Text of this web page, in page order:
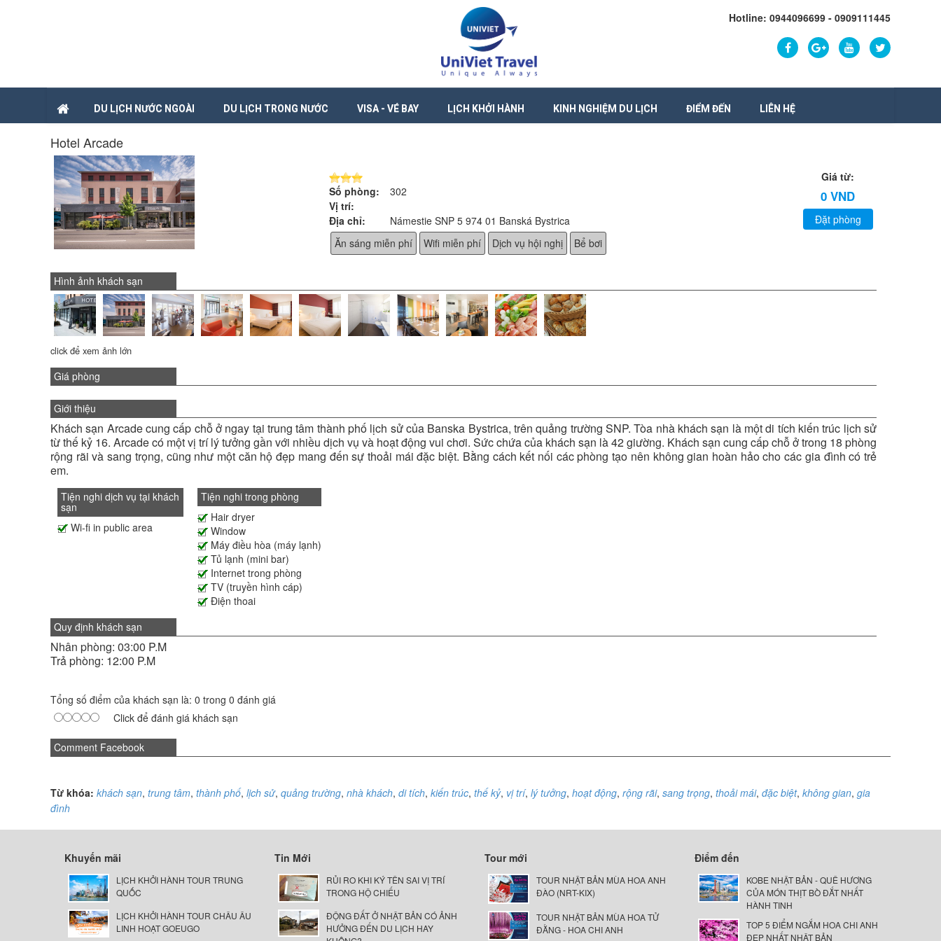
Hotline: 0944096699 - 0909111445
DU LỊCH NƯỚC NGOÀI DU LỊCH TRONG NƯỚC VISA - VÉ BAY LỊCH KHỞI HÀNH KINH NGHIỆM DU LỊCH ĐIỂM ĐẾN LIÊN HỆ
Hotel Arcade
Số phòng:
302
Vị trí:
Địa chỉ:
Námestie SNP 5 974 01 Banská Bystrica
Ăn sáng miễn phí
Wifi miễn phí Dịch vụ hội nghị Bể bơi
Giá từ:
0 VND
Đặt phòng
Hình ảnh khách sạn
click để xem ảnh lớn
Giá phòng
Giới thiệu
Khách sạn Arcade cung cấp chỗ ở ngay tại trung tâm thành phố lịch sử của Banska Bystrica, trên quảng trường SNP. Tòa nhà khách sạn là một di tích kiến trúc lịch sử
từ thế kỷ 16. Arcade có một vị trí lý tưởng gần với nhiều dịch vụ và hoạt động vui chơi. Sức chứa của khách sạn là 42 giường. Khách sạn cung cấp chỗ ở trong 18 phòng
rộng rãi và sang trọng, cũng như một căn hộ đẹp mang đến sự thoải mái đặc biệt. Bằng cách kết nối các phòng tạo nên không gian hoàn hảo cho các gia đình có trẻ
em.
Tiện nghi dịch vụ tại khách
sạn
Wi-fi in public area
Tiện nghi trong phòng
Hair dryer
Window
Máy điều hòa (máy lạnh)
Tủ lạnh (mini bar)
Internet trong phòng
TV (truyền hình cáp)
Điện thoai
Quy định khách sạn
Nhân phòng: 03:00 P.M
Trả phòng: 12:00 P.M
Tổng số điểm của khách sạn là: 0 trong 0 đánh giá
Click để đánh giá khách sạn
Comment Facebook
Từ khóa: khách sạn, trung tâm, thành phố, lịch sử, quảng trường, nhà khách, di tích, kiến trúc, thế kỷ, vị trí, lý tưởng, hoạt động, rộng rãi, sang trọng, thoải mái, đặc biệt, không gian, gia
đình
Khuyến mãi
LỊCH KHỞI HÀNH TOUR TRUNG
QUỐC
LỊCH KHỞI HÀNH TOUR CHÂU ÂU
LINH HOẠT GOEUGO
Tin Mới
RỦI RO KHI KÝ TÊN SAI VỊ TRÍ
TRONG HỘ CHIẾU
ĐỘNG ĐẤT Ở NHẬT BẢN CÓ ẢNH
HƯỞNG ĐẾN DU LỊCH HAY
Tour mới
TOUR NHẬT BẢN MÙA HOA ANH
ĐÀO (NRT-KIX)
TOUR NHẬT BẢN MÙA HOA TỬ
ĐẰNG - HOA CHI ANH
Điểm đến
KOBE NHẬT BẢN - QUÊ HƯƠNG
CỦA MÓN THỊT BÒ ĐẮT NHẤT
HÀNH TINH
TOP 5 ĐIỂM NGẮM HOA CHI ANH
ĐẸP NHẤT NHẬT BẢN